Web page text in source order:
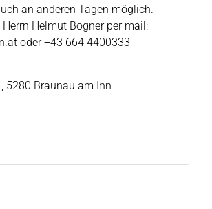
an anderen Tagen möglich.
Helmut Bogner per mail:
oder +43 664 4400333
5280 Braunau am Inn